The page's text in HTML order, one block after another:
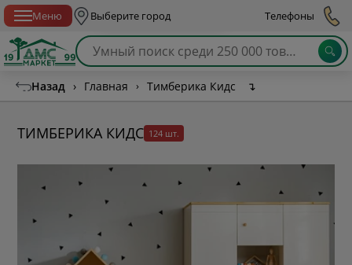
Меню Выберите город Телефоны
Назад › Главная › Тимберика Кидс ↴
ТИМБЕРИКА КИДС 124 шт.